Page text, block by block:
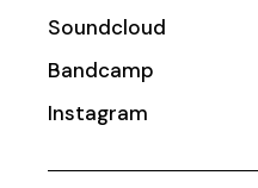
Soundcloud
Bandcamp
Instagram